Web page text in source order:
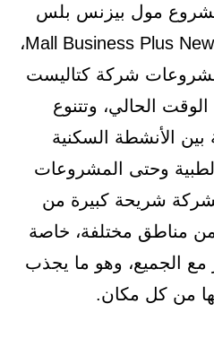
مول بيزنس بلس
القاهرة الجديدة Mall Business Plus New Cairo،
مشروعات شركة كتاليست
الحالي، وتتنوع
الأنشطة السكنية
وحتى المشروعات
شريحة كبيرة من
من مناطق مختلفة، خاصة
مع الجميع، وهو ما يجذب
من كل مكان.